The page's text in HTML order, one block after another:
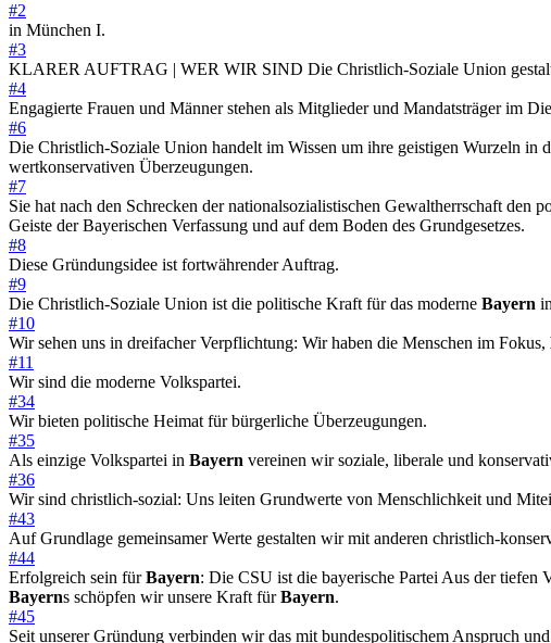
#2
in München I.
#3
KLARER AUFTRAG | WER WIR SIND Die Christlich-Soziale Union
#4
Engagierte Frauen und Männer stehen als Mitglieder und Mandatsträger im
#6
Die Christlich-Soziale Union handelt im Wissen um ihre geistigen Wurzeln in
wertkonservativen Überzeugungen.
#7
Sie hat nach den Schrecken der nationalsozialistischen Gewaltherrschaft den
Geiste der Bayerischen Verfassung und auf dem Boden des Grundgesetzes.
#8
Diese Gründungsidee ist fortwährender Auftrag.
#9
Die Christlich-Soziale Union ist die politische Kraft für das moderne Bayern
#10
Wir sehen uns in dreifacher Verpflichtung: Wir haben die Menschen im Fokus,
#11
Wir sind die moderne Volkspartei.
#34
Wir bieten politische Heimat für bürgerliche Überzeugungen.
#35
Als einzige Volkspartei in Bayern vereinen wir soziale, liberale und
#36
Wir sind christlich-sozial: Uns leiten Grundwerte von Menschlichkeit und
#43
Auf Grundlage gemeinsamer Werte gestalten wir mit anderen christlich-
#44
Erfolgreich sein fürBayern: Die CSU ist die bayerische Partei Aus der tiefen
Bayerns schöpfen wir unsere Kraft fürBayern.
#45
Seit unserer Gründung verbinden wir das mit bundespolitischem Anspruch